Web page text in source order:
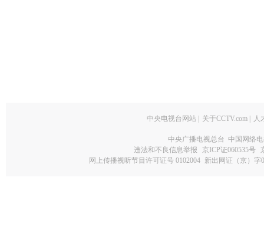
中央电视台网站 关于CCTV.com 人
中央广播电视总台 中国网络
违法和不良信息举报
京ICP证060535号
网上传播视听节目许可证号 0102004 新出网证（京）